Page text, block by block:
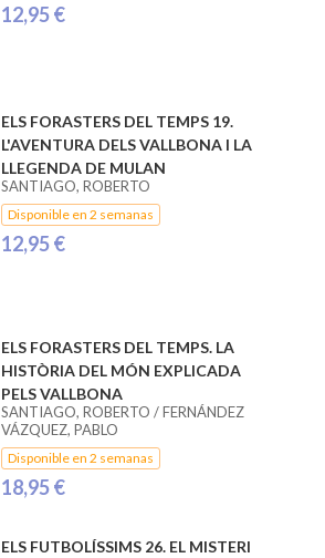
12,95 €
ELS FORASTERS DEL TEMPS 19.
L'AVENTURA DELS VALLBONA I LA
LLEGENDA DE MULAN
SANTIAGO, ROBERTO
Disponible en 2 semanas
12,95 €
ELS FORASTERS DEL TEMPS. LA
HISTÒRIA DEL MÓN EXPLICADA
PELS VALLBONA
SANTIAGO, ROBERTO / FERNÁNDEZ
VÁZQUEZ, PABLO
Disponible en 2 semanas
18,95 €
ELS FUTBOLÍSSIMS 26. EL MISTERI